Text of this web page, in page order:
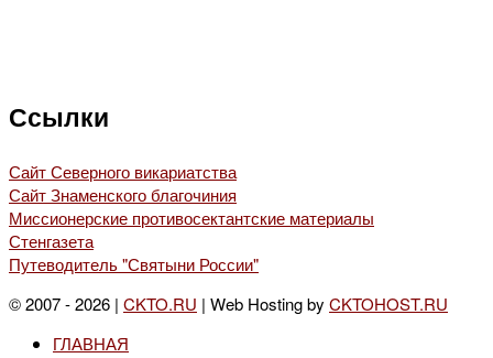
Ссылки
Сайт Северного викариатства
Сайт Знаменского благочиния
Миссионерские противосектантские материалы
Стенгазета
Путеводитель "Святыни России"
© 2007 - 2026 | CKTO.RU | Web Hosting by CKTOHOST.RU
ГЛАВНАЯ